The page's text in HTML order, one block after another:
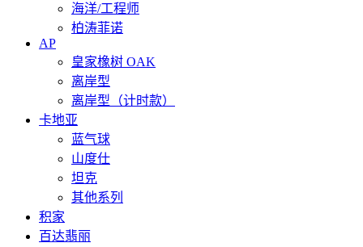
海洋/工程师
柏涛菲诺
AP
皇家橡树 OAK
离岸型
离岸型（计时款）
卡地亚
蓝气球
山度仕
坦克
其他系列
积家
百达翡丽